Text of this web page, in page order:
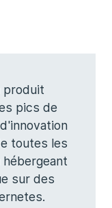
produit
pics de
toutes les
sur des